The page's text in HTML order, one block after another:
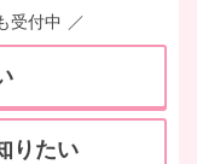
受付中
りたい